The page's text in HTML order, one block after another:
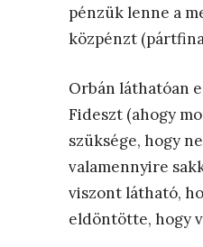
pénzük lenne a
közpénzt
Orbán láthatóan
Fideszt (ahogy
szüksége, hogy
valamennyire
viszont látható,
eldöntötte, hogy